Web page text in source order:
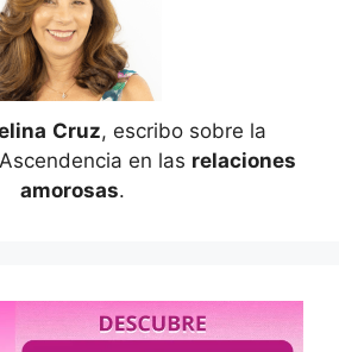
Cruz, escribo sobre la
en las relaciones
amorosas.